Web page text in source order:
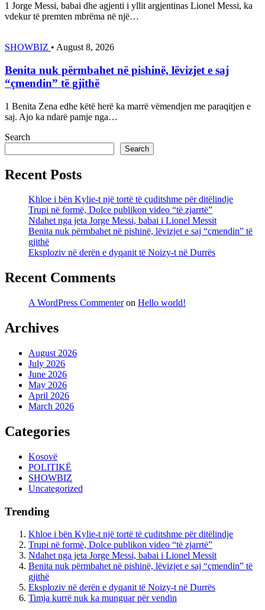
1 Jorge Messi, babai dhe agjenti i yllit argjentinas Lionel Messi, ka
vdekur të premten mbrëma në një…
SHOWBIZ • August 8, 2026
Benita nuk përmbahet në pishinë, lëvizjet e saj
“çmendin” të gjithë
1 Benita Zena edhe këtë herë ka marrë vëmendjen me paraqitjen e
saj. Ajo ka ndarë pamje nga…
Search
Search
Recent Posts
Khloe i bën Kylie-t një tortë të çuditshme për ditëlindje
Trupi në formë, Dolce publikon video “të zjarrtë”
Ndahet nga jeta Jorge Messi, babai i Lionel Messit
Benita nuk përmbahet në pishinë, lëvizjet e saj “çmendin” të
gjithë
Eksploziv në derën e dyqanit të Noizy-t në Durrës
Recent Comments
A WordPress Commenteron Hello world!
Archives
August 2026
July 2026
June 2026
May 2026
April 2026
March 2026
Categories
Kosovë
POLITIKË
SHOWBIZ
Uncategorized
Trending
Khloe i bën Kylie-t një tortë të çuditshme për ditëlindje
Trupi në formë, Dolce publikon video “të zjarrtë”
Ndahet nga jeta Jorge Messi, babai i Lionel Messit
Benita nuk përmbahet në pishinë, lëvizjet e saj “çmendin” të
gjithë
Eksploziv në derën e dyqanit të Noizy-t në Durrës
Timja kurrë nuk ka munguar për vendin